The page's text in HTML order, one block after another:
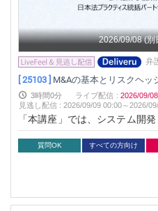
2026/09/08 (別
弁
[ 25103 ] M&Aの基本とリスクヘッ
3時間0分 ライブ配信 : 2026/09/08
見逃し配信 :2026/09/09 00:00～2026/
「本講座」では、システム開
契約のレビュー方法とトラブ
基礎から実務でのリスクヘッ
を目指します。※本セミナー
質問OK すべての方向け